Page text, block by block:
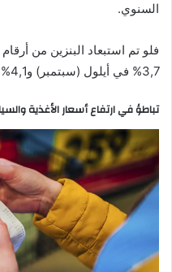
السنوي.
فلو تم استبعاد البنزين من
3,7% في أيلول (سبتمبر) و4,1% في آب (أغسطس).
تباطؤ في ارتفاع أسعار الأغذية